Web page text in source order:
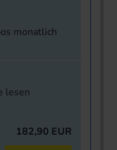
monatlich
lesen
182,90 EUR